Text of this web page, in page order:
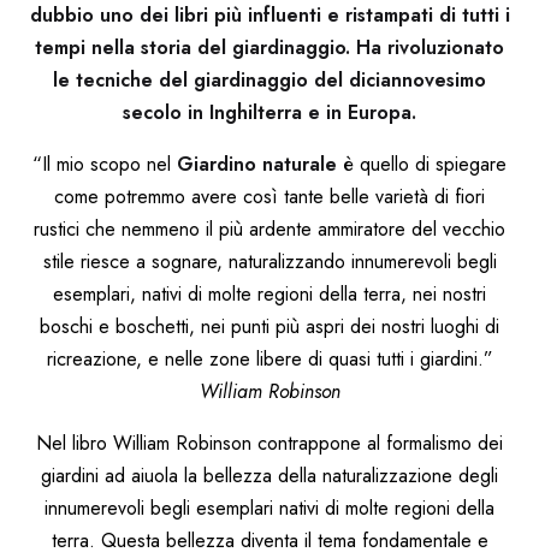
dubbio uno dei libri più influenti e ristampati di tutti i
tempi nella storia del giardinaggio. Ha rivoluzionato
le tecniche del giardinaggio del diciannovesimo
secolo in Inghilterra e in Europa.
“Il mio scopo nel Giardino naturale è quello di spiegare
come potremmo avere così tante belle varietà di fiori
rustici che nemmeno il più ardente ammiratore del vecchio
stile riesce a sognare, naturalizzando innumerevoli begli
esemplari, nativi di molte regioni della terra, nei nostri
boschi e boschetti, nei punti più aspri dei nostri luoghi di
ricreazione, e nelle zone libere di quasi tutti i giardini.”
William Robinson
Nel libro William Robinson contrappone al formalismo dei
giardini ad aiuola la bellezza della naturalizzazione degli
innumerevoli begli esemplari nativi di molte regioni della
terra. Questa bellezza diventa il tema fondamentale e